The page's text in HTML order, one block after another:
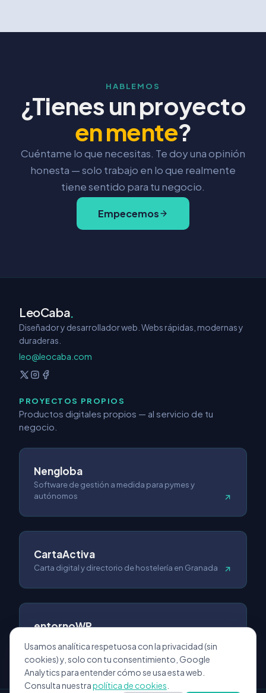
HABLEMOS
¿Tienes un proyecto
en mente?
Cuéntame lo que necesitas. Te doy una opinión
honesta — solo trabajo en lo que realmente
tiene sentido para tu negocio.
Empecemos
LeoCaba.
Diseñador y desarrollador web. Webs rápidas, modernas y
duraderas.
leo@leocaba.com
PROYECTOS PROPIOS
Productos digitales propios — al servicio de tu
negocio.
Nengloba
Software de gestión a medida para pymes y
autónomos
CartaActiva
Carta digital y directorio de hostelería en Granada
entornoWP
Usamos analítica respetuosa con la privacidad (sin
cookies) y, solo con tu consentimiento, Google
Analytics para entender cómo se usa esta web.
Consulta nuestrapolítica de cookies